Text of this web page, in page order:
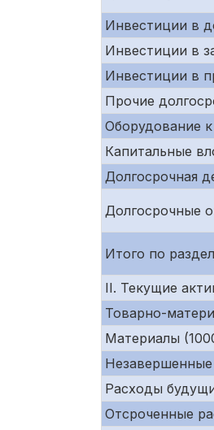
Инвестиции в
Инвестиции в
Инвестиции в
Прочие
Оборудование
Капитальные
Долгосрочная
Долгосрочные
Итого по
II. Текущие
Товарно-
Материалы
Незавершенные
Расходы
Отсроченные